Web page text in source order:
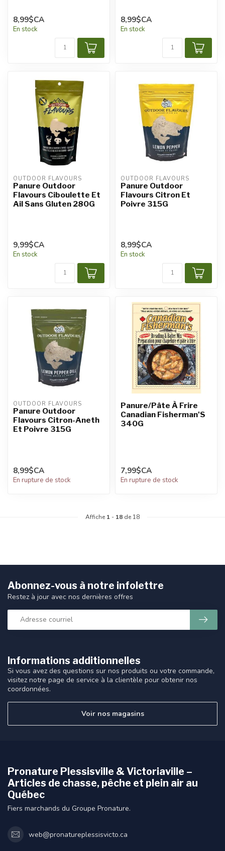
8,99$CA
En stock
8,99$CA
En stock
OUTDOOR FLAVOURS
Panure Outdoor
Flavours Ciboulette Et
Ail Sans Gluten 280G
9,99$CA
En stock
OUTDOOR FLAVOURS
Panure Outdoor
Flavours Citron Et
Poivre 315G
8,99$CA
En stock
OUTDOOR FLAVOURS
Panure Outdoor
Flavours Citron-Aneth
Et Poivre 315G
8,99$CA
En rupture de stock
Panure/Pâte À Frire
Canadian Fisherman'S
340G
7,99$CA
En rupture de stock
Affiche 1 - 18 de 18
Informations additionnelles
Si vous avez des questions sur nos produits ou votre commande,
visitez notre page de service à la clientèle pour obtenir nos
coordonnées.
Voir nos magasins
Abonnez-vous à notre infolettre
Restez à jour avec nos dernières offres
Pronature Plessisville & Victoriaville –
Articles de chasse, pêche et plein air au
Québec
Fiers marchands du Groupe Pronature.
web@pronatureplessisvicto.ca